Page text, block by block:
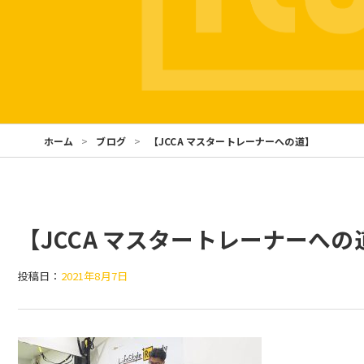
ホーム ブログ 【JCCA マスタートレーナーへの道】
【JCCA マスタートレーナーへの
投稿日： 2021年8月7日